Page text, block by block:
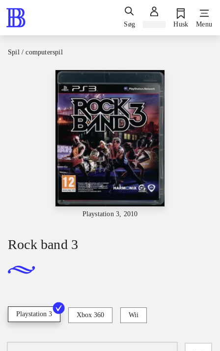
Søg Husk Menu
Spil / computerspil
Playstation 3, 2010
Rock band 3
Playstation 3 Xbox 360 Wii